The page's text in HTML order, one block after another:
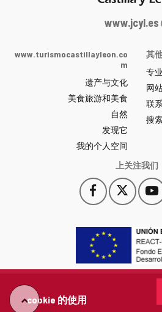
cookie 的使用
Junta
y
León
网
站
门
户
-
www.jcyl.es
www.turismocastillayleon.co
m
遗产与文化
美食旅游和美食
自然
发现它
我的个人空间
其
专
网
联
搜
上关注我们
Facebook
此
链
会
打
开
一
此
链
一
此
链
会
打
开
一
个
窗
"回